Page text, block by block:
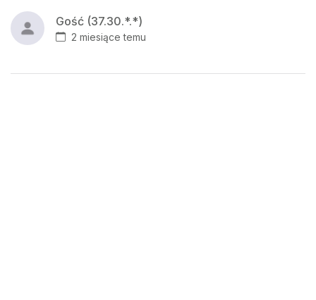
Gość (37.30.*.*)
2 miesiące temu